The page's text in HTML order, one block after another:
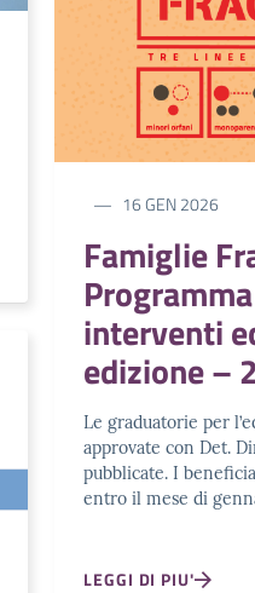
16 GEN 2026
Famiglie
interventi
edizione –
Le graduatorie per
approvate con Det.
pubblicate. I
entro il mese di
LEGGI DI PIU'